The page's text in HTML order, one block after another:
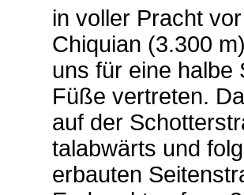
in voller Pracht
Chiquian (3.300
uns für eine halbe
Füße vertreten.
auf der
talabwärts und
erbauten